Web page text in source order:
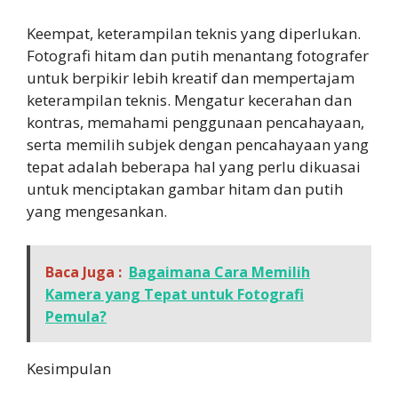
Keempat, keterampilan teknis yang diperlukan.
Fotografi hitam dan putih menantang fotografer
untuk berpikir lebih kreatif dan mempertajam
keterampilan teknis. Mengatur kecerahan dan
kontras, memahami penggunaan pencahayaan,
serta memilih subjek dengan pencahayaan yang
tepat adalah beberapa hal yang perlu dikuasai
untuk menciptakan gambar hitam dan putih
yang mengesankan.
Baca Juga : Bagaimana Cara Memilih
Kamera yang Tepat untuk Fotografi
Pemula?
Kesimpulan